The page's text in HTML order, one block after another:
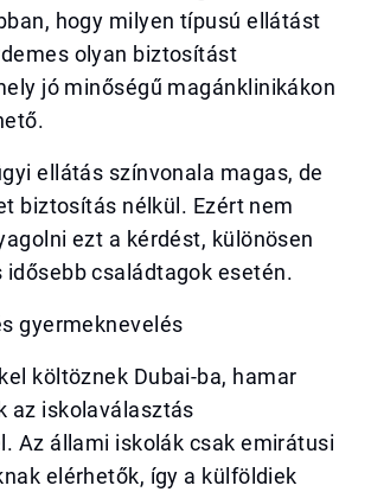
hogy milyen típusú ellátást
olyan biztosítást
jó minőségű magánklinikákon
ellátás színvonala magas, de
biztosítás nélkül. Ezért nem
ezt a kérdést, különösen
idősebb családtagok esetén.
gyermeknevelés
költöznek Dubai-ba, hamar
az iskolaválasztás
Az állami iskolák csak emirátusi
elérhetők, így a külföldiek